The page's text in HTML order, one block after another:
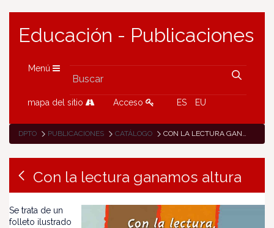
Educación - Publicaciones
Menú
mapa del sitio Acceso ES EU
DPTO PUBLICACIONES CATÁLOGO CON LA LECTURA GANAMOS ALTURA
Con la lectura ganamos altura
Se trata de un
folleto ilustrado